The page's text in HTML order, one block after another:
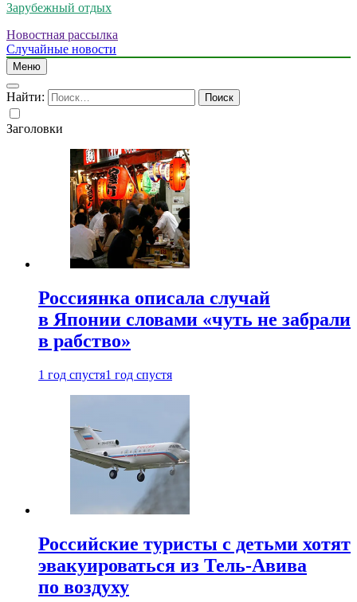
Зарубежный отдых
Новостная рассылка
Случайные новости
Меню
Найти:
Заголовки
Россиянка описала случай
в Японии словами «чуть не забрали
в рабство»
1 год спустя1 год спустя
Российские туристы с детьми хотят
эвакуироваться из Тель-Авива
по воздуху